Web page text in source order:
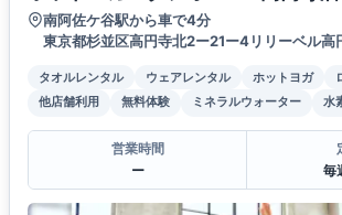
南阿佐ケ谷駅から車で4分
東京都杉並区高円寺北2ー21ー4リリーベル高
タオルレンタル ウェアレンタル ホットヨガ
他店舗利用
無料体験 ミネラルウォーター 水
営業時間
ー
毎